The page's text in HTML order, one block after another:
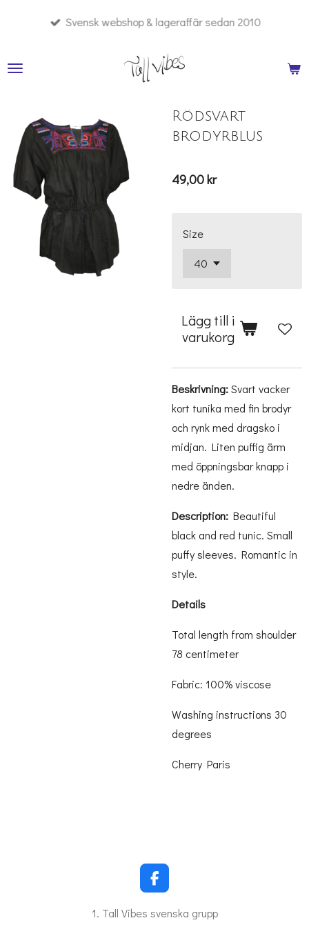
Svensk webshop & lageraffär sedan 2010
Rödsvart
brodyrblus
49,00 kr
Size
Lägg till i
varukorg
Beskrivning:Svart vacker
kort tunika med fin brodyr
och rynk med dragsko i
midjan. Liten puffig ärm
med öppningsbar knapp i
nedre änden.
Description: Beautiful
black and red tunic. Small
puffy sleeves. Romantic in
style.
Details
Total length from shoulder
78 centimeter
Fabric: 100% viscose
Washing instructions 30
degrees
Cherry Paris
F
a
c
1. Tall Vibes svenska grupp